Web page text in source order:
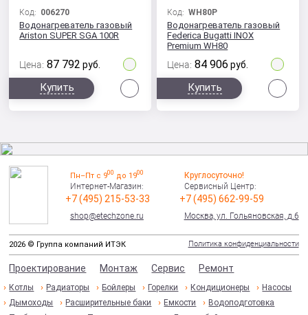
Код: 006270
Водонагреватель газовый
Ariston SUPER SGA 100R
Цена: 87 792 руб.
Купить
Код:WH80P
Водонагреватель газовый
Federica Bugatti INOX
Premium WH80
Цена: 84 906 руб.
Купить
Пн–Пт с 900 до 1900
Интернет-Магазин:
+7 (495) 215-53-33
shop@etechzone.ru
Круглосуточно!
Сервисный Центр:
+7 (495) 662-99-59
Москва, ул. Гольяновская, д.6
2026 © Группа компаний ИТЭК Политика конфиденциальности
Проектирование Монтаж Сервис Ремонт
Котлы Радиаторы Бойлеры Горелки Кондиционеры
Насосы
Дымоходы
Расширительные баки Емкости
Водоподготовка